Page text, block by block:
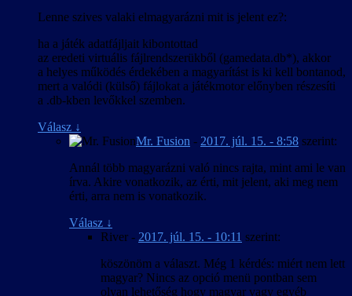
Lenne szives valaki elmagyarázni mit is jelent ez?:
ha a játék adatfájljait kibontottad
az eredeti virtuális fájlrendszerükből (gamedata.db*), akkor
a helyes működés érdekében a magyarítást is ki kell bontanod,
mert a valódi (külső) fájlokat a játékmotor előnyben részesíti
a .db-kben levőkkel szemben.
Válasz ↓
Mr. Fusion - 2017. júl. 15. - 8:58 szerint:
Annál több magyarázni való nincs rajta, mint ami le van
írva. Akire vonatkozik, az érti, mit jelent, aki meg nem
érti, arra nem is vonatkozik.
Válasz ↓
River - 2017. júl. 15. - 10:11 szerint:
köszönöm a választ. Még 1 kérdés: miért nem lett
magyar? Nincs az opció menü pontban sem
olyan lehetőség hogy magyar vagy egyéb